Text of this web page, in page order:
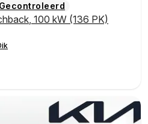
, 100 kW (136 PK)